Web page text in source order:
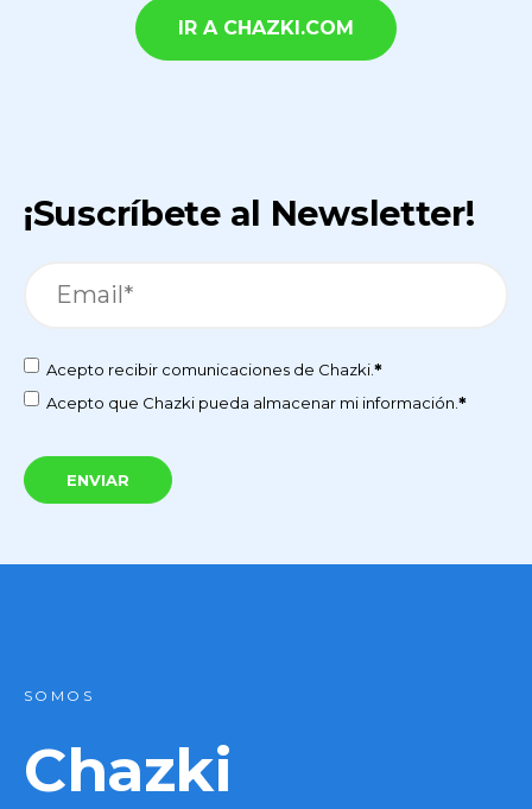
IR A CHAZKI.COM
¡Suscríbete al Newsletter!
Acepto recibir comunicaciones de Chazki.*
Acepto que Chazki pueda almacenar mi información. *
SOMOS
Chazki